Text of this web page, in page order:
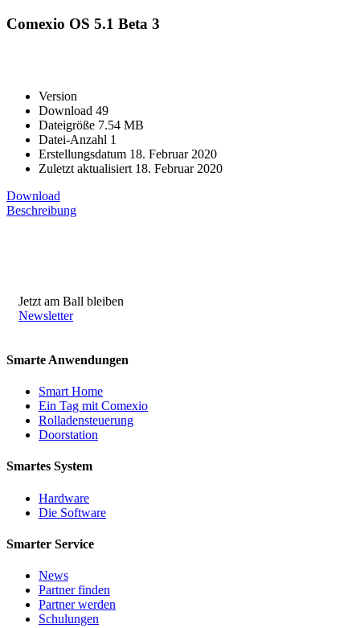
Comexio OS 5.1 Beta 3
Version
Download 49
Dateigröße 7.54 MB
Datei-Anzahl 1
Erstellungsdatum 18. Februar 2020
Zuletzt aktualisiert 18. Februar 2020
Download
Beschreibung
Jetzt am Ball bleiben
Newsletter
Smarte Anwendungen
Smart Home
Ein Tag mit Comexio
Rolladensteuerung
Doorstation
Smartes System
Hardware
Die Software
Smarter Service
News
Partner finden
Partner werden
Schulungen